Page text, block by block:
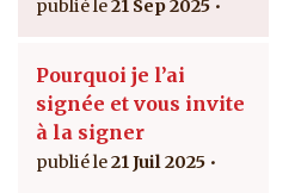
21 Sep 2025
Pourquoi je l’ai
signée et vous invite
à la signer
21 Juil 2025